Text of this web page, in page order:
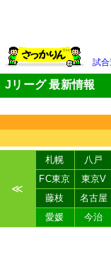
試
Jリーグ 最新情報
≪
札幌 八戸
FC東京
東京V
藤枝
名古屋
愛媛
今治